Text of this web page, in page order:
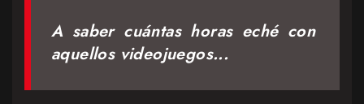
A saber cuántas horas eché con
aquellos videojuegos...